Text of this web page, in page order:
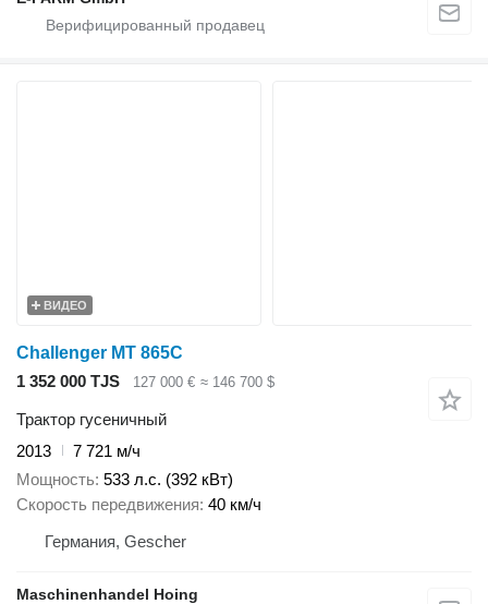
ВИДЕО
Challenger MT 865C
1 352 000 TJS
127 000 € ≈ 146 700 $
Трактор гусеничный
2013
7 721 м/ч
Мощность 533 л.с. (392 кВт)
Скорость передвижения 40 км/ч
Германия, Gescher
Maschinenhandel Hoing